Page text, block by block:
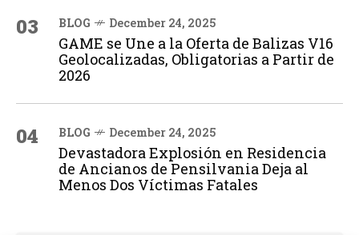
03 BLOG December 24, 2025
GAME se Une a la Oferta de Balizas V16
Geolocalizadas, Obligatorias a Partir de
2026
04 BLOG December 24, 2025
Devastadora Explosión en Residencia
de Ancianos de Pensilvania Deja al
Menos Dos Víctimas Fatales